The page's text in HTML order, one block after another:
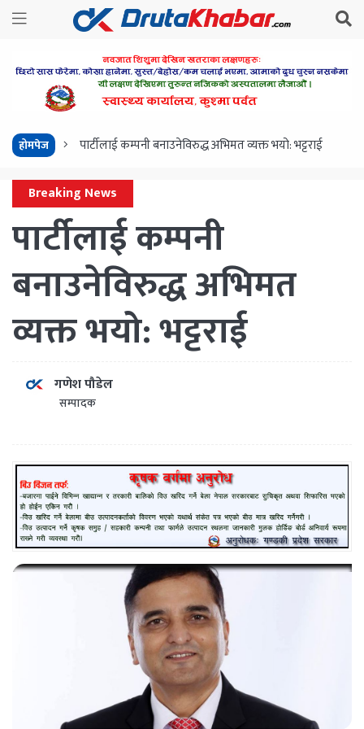
होमपेज पार्टीलाई कम्पनी बनाउनेविरुद्ध अभिमत व्यक्त भयो: भट्टराई
Breaking News
पार्टीलाई कम्पनी
बनाउनेविरुद्ध अभिमत
व्यक्त भयो: भट्टराई
गणेश पौडेल
सम्पादक